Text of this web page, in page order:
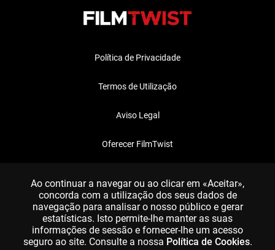
Política de Privacidade
Termos de Utilização
Aviso Legal
Oferecer FilmTwist
Ao continuar a navegar ou ao clicar em «Aceitar»,
concorda com a utilização dos seus dados de
navegação para analisar o nosso público e gerar
estatísticas. Isto permite-lhe manter as suas
informações de sessão e fornecer-lhe um acesso
seguro ao site. Consulte a nossa Política de Cookies.